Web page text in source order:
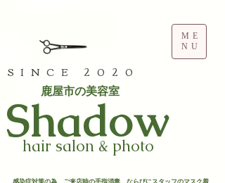
SINCE 2020
​Shadow
hair salon & photo
ME
NU
鹿屋市の美容室
​感染症対策の為、ご来店時の手指消毒 ならびにスタッフのマスク着